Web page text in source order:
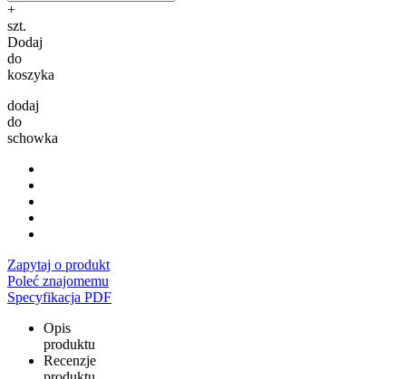
+
szt.
Dodaj
do
koszyka
dodaj
do
schowka
Zapytaj o produkt
Poleć znajomemu
Specyfikacja PDF
Opis
produktu
Recenzje